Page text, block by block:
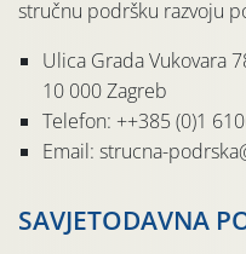
stručnu podršku razvoju
Ulica Grada Vukovara
10 000 Zagreb
Telefon: ++385 (0)1
Email: strucna-
SAVJETODAVNA